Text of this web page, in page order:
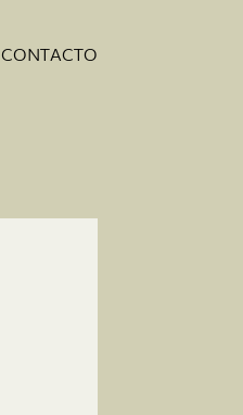
CONTACTO